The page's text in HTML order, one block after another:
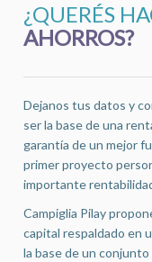
¿QUERÉS
AHORROS?
Dejanos tus datos y
ser la base de una
garantía de un mejor
primer proyecto
importante
Campiglia Pilay
capital respaldado en
la base de un